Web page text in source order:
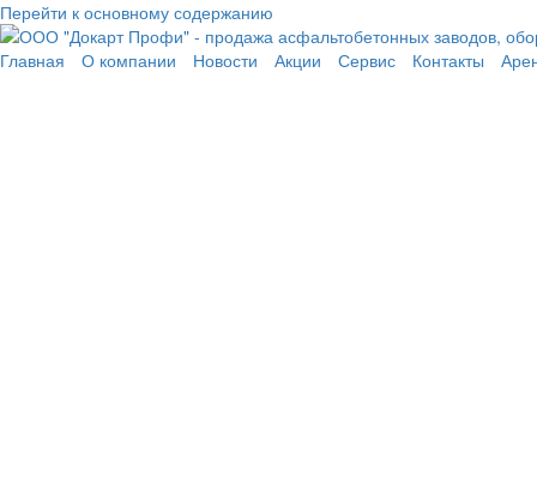
Перейти к основному содержанию
Главная
О компании Новости Акции Сервис Контакты